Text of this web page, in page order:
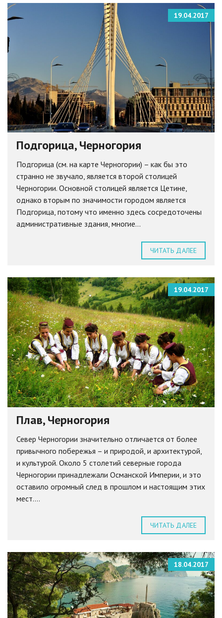
19.04.2017
Подгорица, Черногория
Подгорица (см. на карте Черногории) – как бы это
странно не звучало, является второй столицей
Черногории. Основной столицей является Цетине,
однако вторым по значимости городом является
Подгорица, потому что именно здесь сосредоточены
административные здания, многие...
ЧИТАТЬ ДАЛЕЕ
19.04.2017
Плав, Черногория
Север Черногории значительно отличается от более
привычного побережья – и природой, и архитектурой,
и культурой. Около 5 столетий северные города
Черногории принадлежали Османской Империи, и это
оставило огромный след в прошлом и настоящим этих
мест....
ЧИТАТЬ ДАЛЕЕ
18.04.2017